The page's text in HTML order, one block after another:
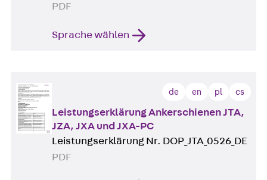
PDF
Sprache wählen
de en pl cs
Leistungserklärung Ankerschienen JTA,
JZA, JXA und JXA-PC
Leistungserklärung Nr. DOP_JTA_0526_DE
PDF